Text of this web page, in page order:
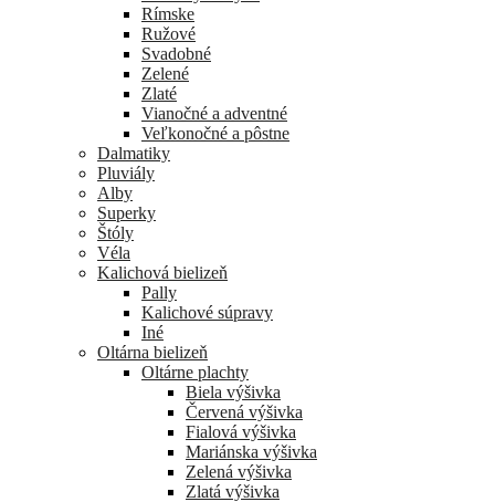
Rímske
Ružové
Svadobné
Zelené
Zlaté
Vianočné a adventné
Veľkonočné a pôstne
Dalmatiky
Pluviály
Alby
Superky
Štóly
Véla
Kalichová bielizeň
Pally
Kalichové súpravy
Iné
Oltárna bielizeň
Oltárne plachty
Biela výšivka
Červená výšivka
Fialová výšivka
Mariánska výšivka
Zelená výšivka
Zlatá výšivka